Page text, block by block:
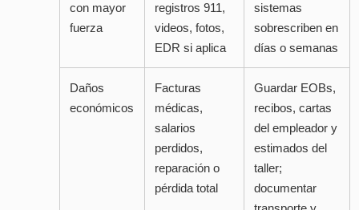
con mayor
fuerza
registros 911,
videos, fotos,
EDR si aplica
sistemas
sobrescriben en
días o semanas
Daños
económicos
Facturas
médicas,
salarios
perdidos,
reparación o
pérdida total
Guardar EOBs,
recibos, cartas
del empleador y
estimados del
taller;
documentar